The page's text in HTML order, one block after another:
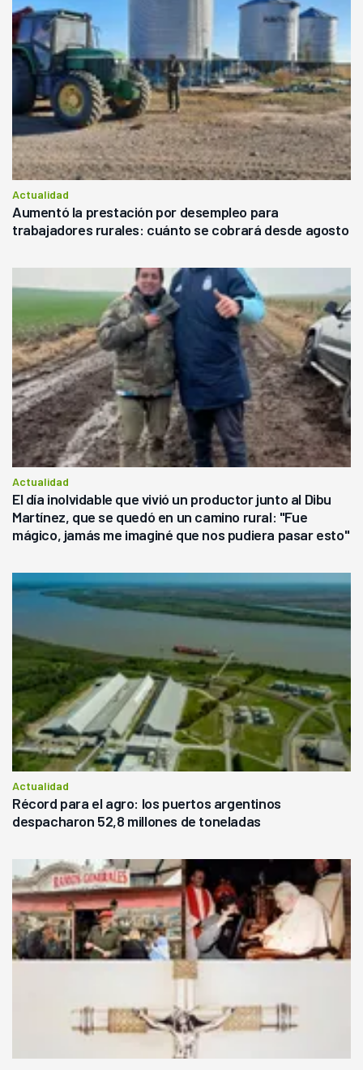
Actualidad
Aumentó la prestación por desempleo para
trabajadores rurales: cuánto se cobrará desde agosto
Actualidad
El día inolvidable que vivió un productor junto al Dibu
Martínez, que se quedó en un camino rural: "Fue
mágico, jamás me imaginé que nos pudiera pasar esto"
Actualidad
Récord para el agro: los puertos argentinos
despacharon 52,8 millones de toneladas